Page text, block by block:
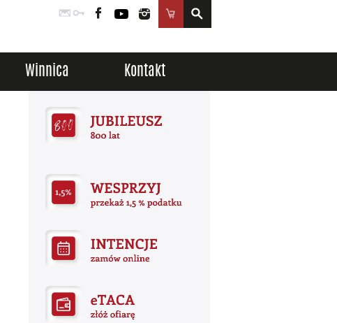
PocztaLogowanie
FacebookYouTubeInstagram
Sklep
Winnica Kontakt